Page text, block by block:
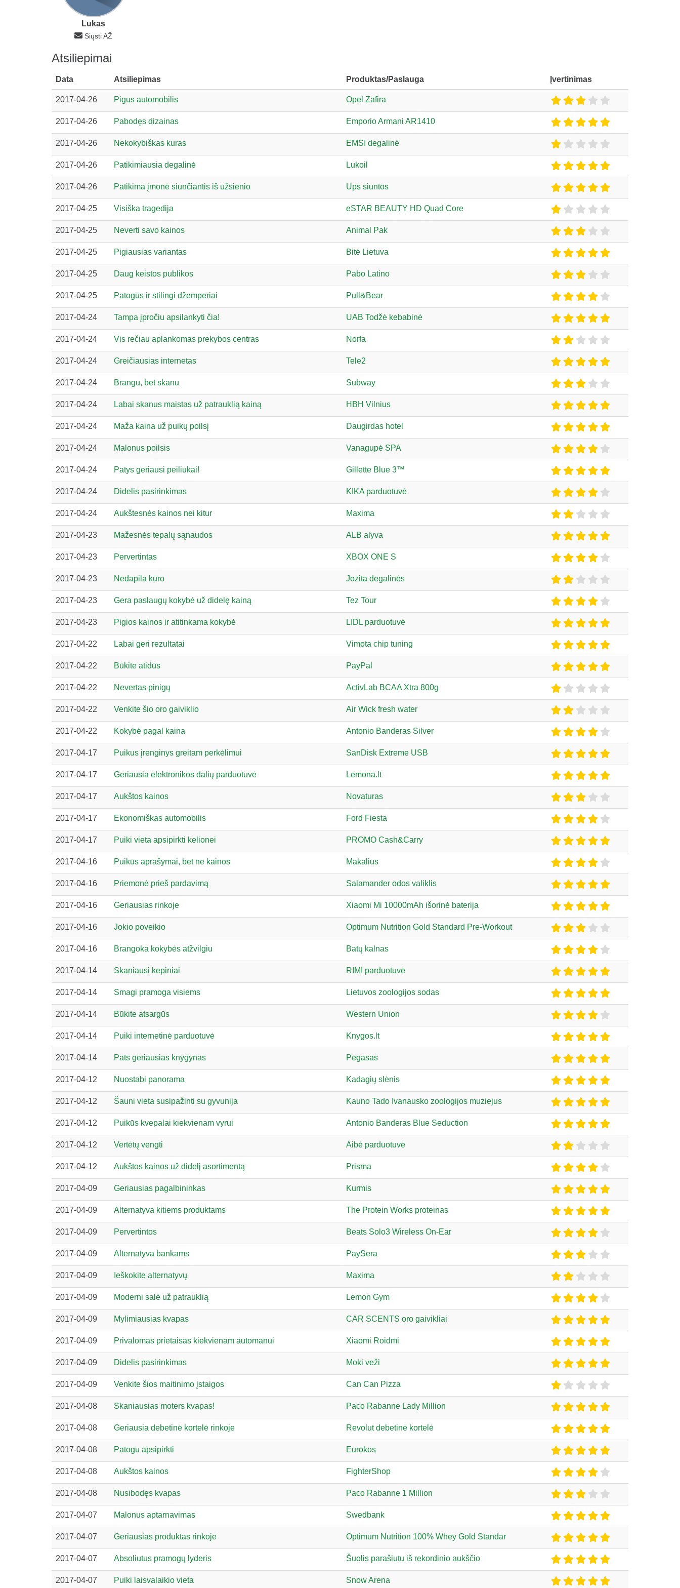
Lukas
Siųsti AŽ
Atsiliepimai
Data Atsiliepimas Produktas/Paslauga Įvertinimas
2017-04-26 Pigus automobilis Opel Zafira
2017-04-26 Pabodęs dizainas Emporio Armani AR1410
2017-04-26 Nekokybiškas kuras EMSI degalinė
2017-04-26 Patikimiausia degalinė Lukoil
2017-04-26 Patikima įmonė siunčiantis iš užsienio Ups siuntos
2017-04-25 Visiška tragedija eSTAR BEAUTY HD Quad Core
2017-04-25 Neverti savo kainos Animal Pak
2017-04-25 Pigiausias variantas Bitė Lietuva
2017-04-25 Daug keistos publikos Pabo Latino
2017-04-25 Patogūs ir stilingi džemperiai Pull&Bear
2017-04-24 Tampa įpročiu apsilankyti čia! UAB Todžė kebabinė
2017-04-24 Vis rečiau aplankomas prekybos centras Norfa
2017-04-24 Greičiausias internetas Tele2
2017-04-24 Brangu, bet skanu Subway
2017-04-24 Labai skanus maistas už patrauklią kainą HBH Vilnius
2017-04-24 Maža kaina už puikų poilsį Daugirdas hotel
2017-04-24 Malonus poilsis Vanagupė SPA
2017-04-24 Patys geriausi peiliukai! Gillette Blue 3™
2017-04-24 Didelis pasirinkimas KIKA parduotuvė
2017-04-24 Aukštesnės kainos nei kitur Maxima
2017-04-23 Mažesnės tepalų sąnaudos ALB alyva
2017-04-23 Pervertintas XBOX ONE S
2017-04-23 Nedapila kūro Jozita degalinės
2017-04-23 Gera paslaugų kokybė už didelę kainą Tez Tour
2017-04-23 Pigios kainos ir atitinkama kokybė LIDL parduotuvė
2017-04-22 Labai geri rezultatai Vimota chip tuning
2017-04-22 Būkite atidūs PayPal
2017-04-22 Nevertas pinigų ActivLab BCAA Xtra 800g
2017-04-22 Venkite šio oro gaiviklio Air Wick fresh water
2017-04-22 Kokybė pagal kaina Antonio Banderas Silver
2017-04-17 Puikus įrenginys greitam perkėlimui SanDisk Extreme USB
2017-04-17 Geriausia elektronikos dalių parduotuvė Lemona.lt
2017-04-17 Aukštos kainos Novaturas
2017-04-17 Ekonomiškas automobilis Ford Fiesta
2017-04-17 Puiki vieta apsipirkti kelionei PROMO Cash&Carry
2017-04-16 Puikūs aprašymai, bet ne kainos Makalius
2017-04-16 Priemonė prieš pardavimą Salamander odos valiklis
2017-04-16 Geriausias rinkoje Xiaomi Mi 10000mAh išorinė baterija
2017-04-16 Jokio poveikio Optimum Nutrition Gold Standard Pre-Workout
2017-04-16 Brangoka kokybės atžvilgiu Batų kalnas
2017-04-14 Skaniausi kepiniai RIMI parduotuvė
2017-04-14 Smagi pramoga visiems Lietuvos zoologijos sodas
2017-04-14 Būkite atsargūs Western Union
2017-04-14 Puiki internetinė parduotuvė Knygos.lt
2017-04-14 Pats geriausias knygynas Pegasas
2017-04-12 Nuostabi panorama Kadagių slėnis
2017-04-12 Šauni vieta susipažinti su gyvunija Kauno Tado Ivanausko zoologijos muziejus
2017-04-12 Puikūs kvepalai kiekvienam vyrui Antonio Banderas Blue Seduction
2017-04-12 Vertėtų vengti Aibė parduotuvė
2017-04-12 Aukštos kainos už didelį asortimentą Prisma
2017-04-09 Geriausias pagalbininkas Kurmis
2017-04-09 Alternatyva kitiems produktams The Protein Works proteinas
2017-04-09 Pervertintos Beats Solo3 Wireless On-Ear
2017-04-09 Alternatyva bankams PaySera
2017-04-09 Ieškokite alternatyvų Maxima
2017-04-09 Moderni salė už patrauklią Lemon Gym
2017-04-09 Mylimiausias kvapas CAR SCENTS oro gaivikliai
2017-04-09 Privalomas prietaisas kiekvienam automanui Xiaomi Roidmi
2017-04-09 Didelis pasirinkimas Moki veži
2017-04-09 Venkite šios maitinimo įstaigos Can Can Pizza
2017-04-08 Skaniausias moters kvapas! Paco Rabanne Lady Million
2017-04-08 Geriausia debetinė kortelė rinkoje Revolut debetinė kortelė
2017-04-08 Patogu apsipirkti Eurokos
2017-04-08 Aukštos kainos FighterShop
2017-04-08 Nusibodęs kvapas Paco Rabanne 1 Million
2017-04-07 Malonus aptarnavimas Swedbank
2017-04-07 Geriausias produktas rinkoje Optimum Nutrition 100% Whey Gold Standar
2017-04-07 Absoliutus pramogų lyderis Šuolis parašiutu iš rekordinio aukščio
2017-04-07 Puiki laisvalaikio vieta Snow Arena